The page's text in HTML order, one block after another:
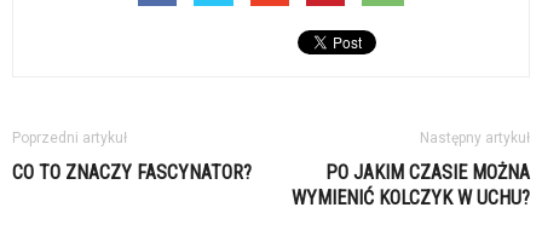
Poprzedni artykuł
CO TO ZNACZY FASCYNATOR?
Następny artykuł
PO JAKIM CZASIE MOŻNA
WYMIENIĆ KOLCZYK W UCHU?